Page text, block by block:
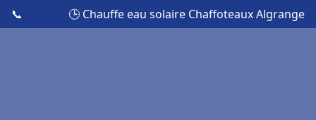
📞 🕒 Chauffe eau solaire Chaffoteaux Algrange